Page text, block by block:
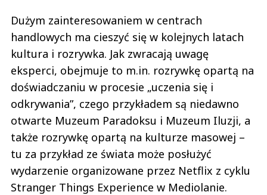
Dużym zainteresowaniem w centrach
handlowych ma cieszyć się w kolejnych latach
kultura i rozrywka. Jak zwracają uwagę
eksperci, obejmuje to m.in. rozrywkę opartą na
doświadczaniu w procesie „uczenia się i
odkrywania”, czego przykładem są niedawno
otwarte Muzeum Paradoksu i Muzeum Iluzji, a
także rozrywkę opartą na kulturze masowej –
tu za przykład ze świata może posłużyć
wydarzenie organizowane przez Netflix z cyklu
Stranger Things Experience w Mediolanie.